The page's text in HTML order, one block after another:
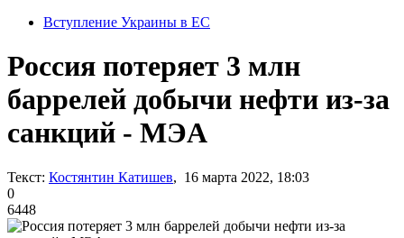
Вступление Украины в ЕС
Россия потеряет 3 млн
баррелей добычи нефти из-за
санкций - МЭА
Текст: Костянтин Катишев, 16 марта 2022, 18:03
0
6448